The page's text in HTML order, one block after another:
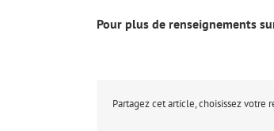
Pour plus de renseignements
Partagez cet article, choisissez votre